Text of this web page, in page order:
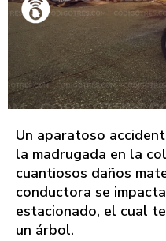
Un aparatoso
la madrugada en la
cuantiosos daños
conductora se
estacionado, el cual
un árbol.